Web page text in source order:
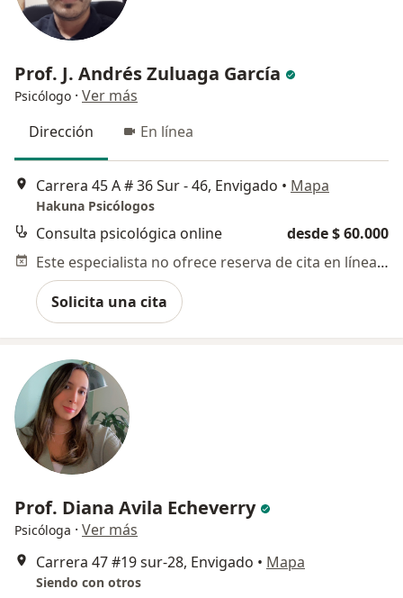
Prof. J. Andrés Zuluaga García
Psicólogo · Ver más
Dirección
En línea
Carrera 45 A # 36 Sur - 46, Envigado • Mapa
Hakuna Psicólogos
Consulta psicológica online
desde $ 60.000
Este especialista no ofrece reserva de cita en línea en esta dirección.
Solicita una cita
Prof. Diana Avila Echeverry
Psicóloga · Ver más
Carrera 47 #19 sur-28, Envigado • Mapa
Siendo con otros